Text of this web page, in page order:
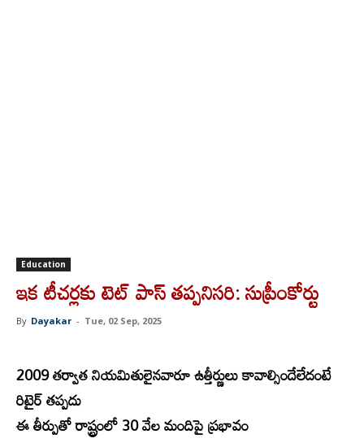
Education
ఇక టీచర్లకు టెట్‌ పాస్‌ తప్పనిసరి: సుప్రీంకోర్టు
By Dayakar - Tue, 02 Sep, 2025
2009 తర్వాత నియమితులైనవారూ ఉత్తీర్ణులు కావాల్సిందేలేదంటే
రిటైర్‌ తప్పదు
ఈ తీర్పుతో రాష్ట్రంలో 30 వేల మందిపై ప్రభావం